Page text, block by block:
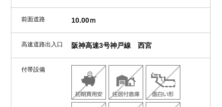
前面道路 10.00ｍ
高速道路出入口 阪神高速3号神戸線 西宮
付帯設備